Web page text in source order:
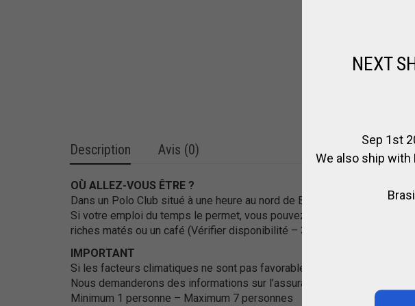
Débutants
Description Avis (0)
OÙ ALLEZ-VOUS ÊTRE ?
Dans un Polo Club situé à une heure au nord de Buenos Aires (70 km),
Si votre emploi du temps le permet, vous pouvez louer une des
riches matés ou un café (Vérifier disponibilité – 3 chambres disponibles)
IMPORTANT
Si les facteurs climatiques ne sont pas favorables, l’événement est
Nous demanderons des informations sur l’assurance maladie
Minimum 1 personne – Maximum 7 personnes
NEXT
Sep 1st
We also ship with